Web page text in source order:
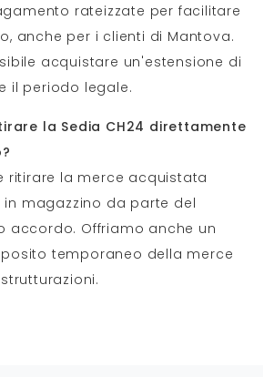
rateizzate per facilitare
anche per i clienti di Mantova.
acquistare un'estensione di
il periodo legale.
la Sedia CH24 direttamente
ritirare la merce acquistata
magazzino da parte del
accordo. Offriamo anche un
temporaneo della merce